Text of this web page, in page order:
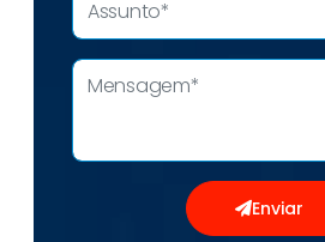
Enviar